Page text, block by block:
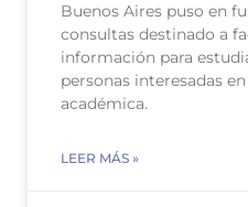
Buenos Aires puso en
consultas destinado a
información para
personas interesadas
académica.
LEER MÁS »